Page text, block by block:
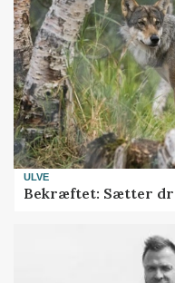
ULVE
Bekræftet: Sætter